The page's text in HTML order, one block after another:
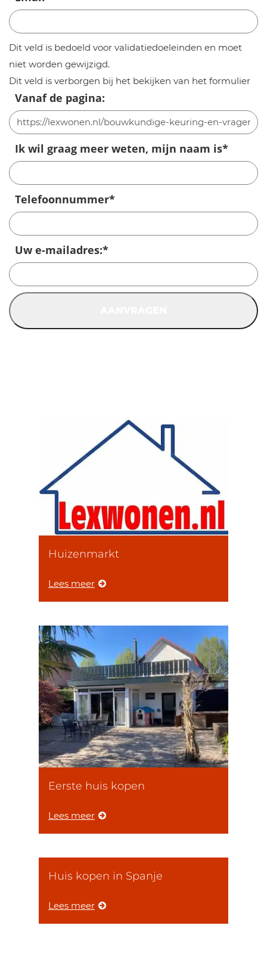
Dit veld is bedoeld voor validatiedoeleinden en moet
niet worden gewijzigd.
Dit veld is verborgen bij het bekijken van het formulier
Vanaf de pagina:
Ik wil graag meer weten, mijn naam is*
Telefoonnummer*
Uw e-mailadres:*
Huizenmarkt
Lees meer
Eerste huis kopen
Lees meer
Huis kopen in Spanje
Lees meer